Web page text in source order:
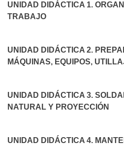
UNIDAD DIDÁCTICA 1.
TRABAJO
UNIDAD DIDÁCTICA 2.
MÁQUINAS, EQUIPOS,
UNIDAD DIDÁCTICA 3.
NATURAL Y PROYECCIÓN
UNIDAD DIDÁCTICA 4.